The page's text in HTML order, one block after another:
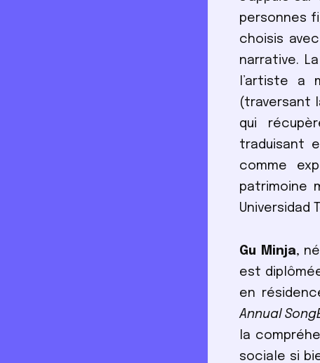
personnes
choisis
narrative.
l’artiste a
(traversant
qui
traduisant
comme
patrimoine
Universidad
Gu Minja,
est
en
Annual
la
sociale si